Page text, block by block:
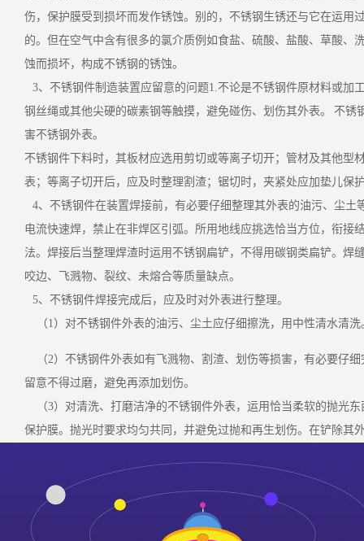
伤，保护膜受到损坏而发作锈蚀。别的，不锈钢生锈还与它在运
的。但在空气中含有很多的氯介质例如食盐、硫酸、盐酸、草酸
蚀而损坏，构成不锈钢的锈蚀。
3、不锈钢件制造装置应留意的问题1.不论是不锈钢件原材料或加
钢丝绳或其他尖硬的碳素钢等触摸，避免碰伤、划伤其外表。 不
害不锈钢外表。
不锈钢件下料时，其板材应选用剪切或等离子切开；管材及其他
表；等离子切开后，应及时整理割渣；锯切时，夹紧处应加垫儿保
4、不锈钢件在装置焊接前，有必要仔细整理其外表的油污、尘
电流快速焊，禁止在非焊区引弧。所用地线应挑选恰当方位，衔
法。焊接后当整理焊渣时运用不锈钢扁铲，不得用碳钢类扁铲。
咬边、飞溅物、裂纹、未熔合等质量缺点。
5、不锈钢件焊接完成后，应及时对外表进行整理。
（1）对不锈钢件外表的油污、尘土应仔细擦洗，用中性清水清洗
（2）不锈钢件外表如有飞溅物、割渣、划伤等损害，有必要仔
留意不得过磨，避免再添加划伤。
（3）对清洗、打磨洁净的不锈钢件外表，运用恰当柔软的抛光
保护膜。抛光时要求均匀共同，并避免过抛和再生划伤。在铲除
与空气中的氧反响，从头生成新的 cr2o3保护膜。 不锈钢件外表
二次污染。
1不锈钢工程施工其他留意事项1.不锈钢原资料收购时，应仔细把